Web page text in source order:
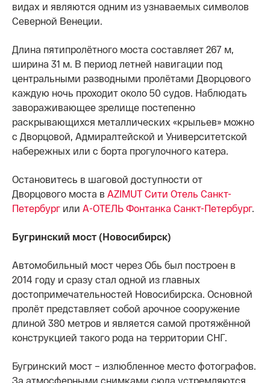
видах и являются одним из узнаваемых символов
Северной Венеции.
Длина пятипролётного моста составляет 267 м,
ширина 31 м. В период летней навигации под
центральными разводными пролётами Дворцового
каждую ночь проходит около 50 судов. Наблюдать
завораживающее зрелище постепенно
раскрывающихся металлических «крыльев» можно
с Дворцовой, Адмиралтейской и Университетской
набережных или с борта прогулочного катера.
Остановитесь в шаговой доступности от
Дворцового моста в AZIMUT Сити Отель Санкт-
Петербург или А-ОТЕЛЬ Фонтанка Санкт-Петербург.
Бугринский мост (Новосибирск)
Автомобильный мост через Обь был построен в
2014 году и сразу стал одной из главных
достопримечательностей Новосибирска. Основной
пролёт представляет собой арочное сооружение
длиной 380 метров и является самой протяжённой
конструкцией такого рода на территории СНГ.
Бугринский мост – излюбленное место фотографов.
За атмосферными снимками сюда устремляются